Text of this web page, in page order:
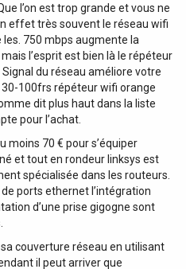
l’on est trop grande et vous ne
effet très souvent le réseau wifi
les. 750 mbps augmente la
l’esprit est bien là le répéteur
du réseau améliore votre
100frs répéteur wifi orange
dit plus haut dans la liste
pour l’achat.
moins 70 € pour s’équiper
et tout en rondeur linksys est
spécialisée dans les routeurs.
ports ethernet l’intégration
d’une prise gigogne sont
couverture réseau en utilisant
il peut arriver que